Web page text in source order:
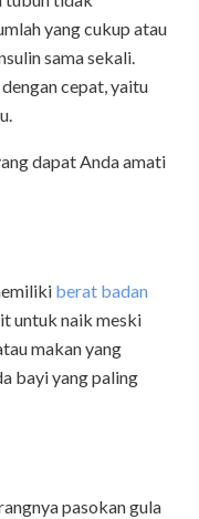
yang cukup atau
sama sekali.
cepat, yaitu
dapat Anda amati
berat badan
untuk naik meski
makan yang
bayi yang paling
pasokan gula